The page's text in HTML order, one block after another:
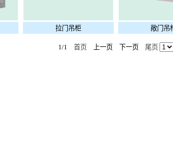
拉门吊柜 敞门吊
1/1 首页 上一页 下一页 尾页